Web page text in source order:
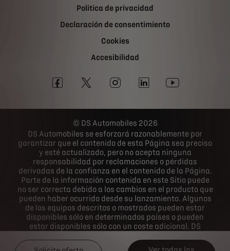
Politica de privacidad
Declaración de consentimiento
Cookies
Accesibilidad
DS Automobiles 2026
DS Automobiles se esforzará razonablemente por
garantizar que el contenido de esta Página sea preciso
y esté actualizado, pero no acepta ninguna
responsabilidad por reclamaciones o pérdidas
derivadas de la confianza en el contenido de la Página.
Parte de la información contenida en este Sitio puede
no ser correcta debido a los cambios en el producto que
pueden haber ocurrido desde su lanzamiento. Algunos
de los equipos descritos o mostrados pueden estar
disponibles sólo en determinados países o pueden
estar disponibles sólo con un coste adicional. DS
especificaciones del producto en cualquier momento.